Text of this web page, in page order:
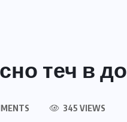
теч в
345 VIEWS